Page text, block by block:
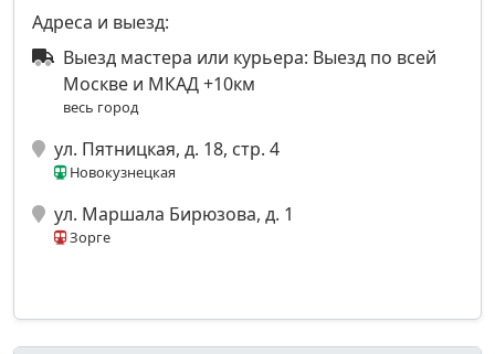
Адреса и выезд:
Выезд мастера или курьера: Выезд по всей
Москве и МКАД +10км
весь город
ул. Пятницкая, д. 18, стр. 4
Новокузнецкая
ул. Маршала Бирюзова, д. 1
Зорге